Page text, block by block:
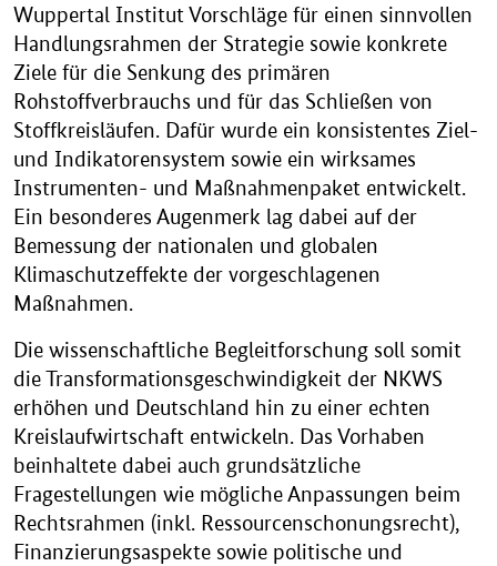
Wuppertal Institut Vorschläge für einen sinnvollen
Handlungsrahmen der Strategie sowie konkrete
Ziele für die Senkung des primären
Rohstoffverbrauchs und für das Schließen von
Stoffkreisläufen. Dafür wurde ein konsistentes Ziel-
und Indikatorensystem sowie ein wirksames
Instrumenten- und Maßnahmenpaket entwickelt.
Ein besonderes Augenmerk lag dabei auf der
Bemessung der nationalen und globalen
Klimaschutzeffekte der vorgeschlagenen
Maßnahmen.
Die wissenschaftliche Begleitforschung soll somit
die Transformationsgeschwindigkeit der NKWS
erhöhen und Deutschland hin zu einer echten
Kreislaufwirtschaft entwickeln. Das Vorhaben
beinhaltete dabei auch grundsätzliche
Fragestellungen wie mögliche Anpassungen beim
Rechtsrahmen (inkl. Ressourcenschonungsrecht),
Finanzierungsaspekte sowie politische und